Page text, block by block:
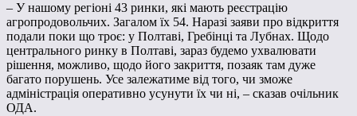
– У нашому регіоні 43 ринки, які мають реєстрацію
агропродовольчих. Загалом їх 54. Наразі заяви про відкриття
подали поки що троє: у Полтаві, Гребінці та Лубнах. Щодо
центрального ринку в Полтаві, зараз будемо ухвалювати
рішення, можливо, щодо його закриття, позаяк там дуже
багато порушень. Усе залежатиме від того, чи зможе
адміністрація оперативно усунути їх чи ні, – сказав очільник
ОДА.